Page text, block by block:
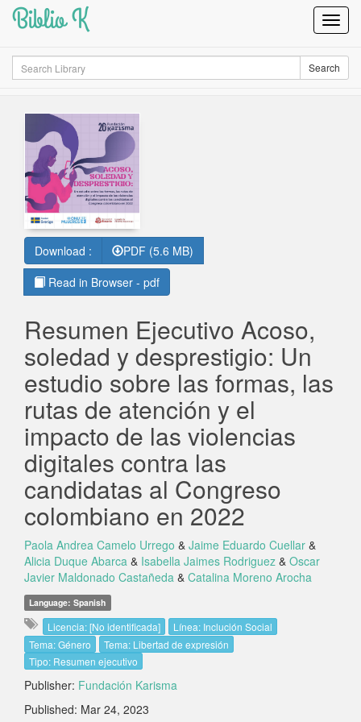
Biblio K
Search Search
Download :
PDF (5.6 MB)
Read in Browser - pdf
Resumen Ejecutivo Acoso,
soledad y desprestigio: Un
estudio sobre las formas, las
rutas de atención y el
impacto de las violencias
digitales contra las
candidatas al Congreso
colombiano en 2022
Paola Andrea Camelo Urrego & Jaime Eduardo Cuellar &
Alicia Duque Abarca & Isabella Jaimes Rodriguez & Oscar
Javier Maldonado Castañeda & Catalina Moreno Arocha
Language: Spanish
Licencia: [No identificada]
Línea: Inclución Social
Tema: Género
Tema: Libertad de expresión
Tipo: Resumen ejecutivo
Publisher: Fundación Karisma
Published: Mar 24, 2023